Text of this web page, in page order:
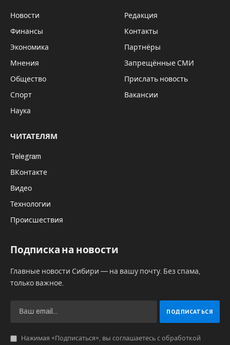
Новости
Финансы
Экономика
Мнения
Общество
Спорт
Наука
Редакция
Контакты
Партнёры
Запрещённые СМИ
Прислать новость
Вакансии
ЧИТАТЕЛЯМ
Telegram
ВКонтакте
Видео
Технологии
Происшествия
Подписка на новости
Главные новости Сибири — на вашу почту. Без спама,
только важное.
Нажимая «Подписаться», вы соглашаетесь с обработкой